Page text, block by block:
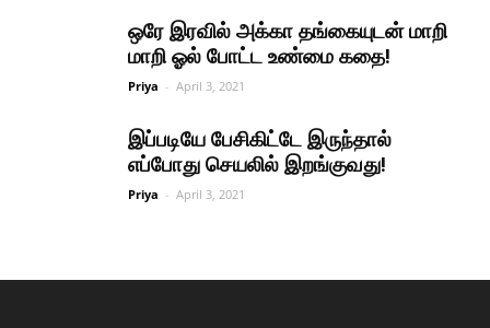
ஒரே இரவில் அக்கா தங்கையுடன் மாறி
மாறி ஓல் போட்ட உண்மை கதை!
Priya - April 3, 2021
இப்படியே பேசிகிட்டே இருந்தால்
எப்போது செயலில் இறங்குவது!
Priya - April 3, 2021